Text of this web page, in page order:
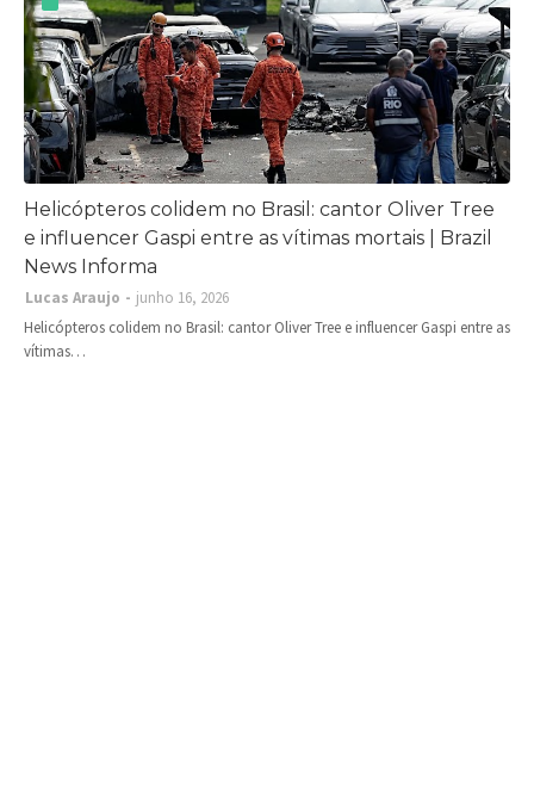
Helicópteros colidem no Brasil: cantor Oliver Tree
e influencer Gaspi entre as vítimas mortais | Brazil
News Informa
Lucas Araujo
junho 16, 2026
Helicópteros colidem no Brasil: cantor Oliver Tree e influencer Gaspi entre as
vítimas…